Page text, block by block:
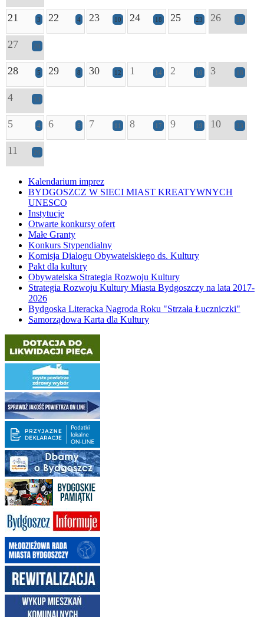
21 3 22 4 23 10 24 18 25 23 26 36
27 28
28 5 29 8 30 12 1 14 2 10 3 18
4 13
5 4 6 5 7 11 8 17 9 19 10 33
11 26
Kalendarium imprez
BYDGOSZCZ W SIECI MIAST KREATYWNYCH
UNESCO
Instytucje
Otwarte konkursy ofert
Małe Granty
Konkurs Stypendialny
Komisja Dialogu Obywatelskiego ds. Kultury
Pakt dla kultury
Obywatelska Strategia Rozwoju Kultury
Strategia Rozwoju Kultury Miasta Bydgoszczy na lata 2017-
2026
Bydgoska Literacka Nagroda Roku "Strzała Łuczniczki"
Samorządowa Karta dla Kultury